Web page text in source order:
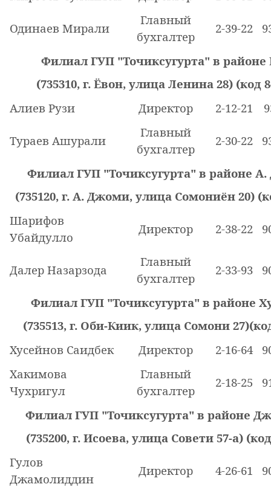
Одинаев Мирали
Главный
бухгалтер
2-39-22
Филиал ГУП "Точиксугурта" в районе
(735310, г. Ёвон, улица Ленина 28) (код
Алиев Рузи
Директор 2-12-21
Тураев Ашурали
Главный
бухгалтер
2-30-22
Филиал ГУП "Точиксугурта" в районе
(735120, г. А. Джоми, улица Сомониён 20)
Шарифов
Убайдулло
Директор 2-38-22
Далер Назарзода
Главный
бухгалтер
2-33-93
Филиал ГУП "Точиксугурта" в районе
(735513, г. Оби-Киик, улица Сомони
Хусейнов Саидбек
Директор 2-16-64
Хакимова
Чухригул
Главный
бухгалтер
2-18-25
Филиал ГУП "Точиксугурта" в районе
(735200, г. Исоева, улица Совети 57-а)
Гулов
Джамолиддин
Директор 4-26-61